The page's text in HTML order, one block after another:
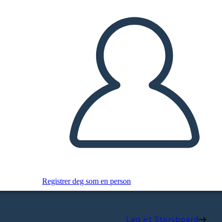
Registrer deg som en person
Lag et Storyboard